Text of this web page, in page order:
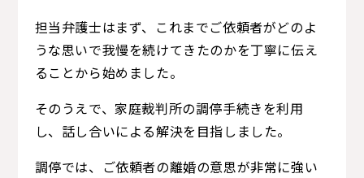
担当弁護士はまず、これまでご依頼者がどのよ
うな思いで我慢を続けてきたのかを丁寧に伝え
ることから始めました。
そのうえで、家庭裁判所の調停手続きを利用
し、話し合いによる解決を目指しました。
調停では、ご依頼者の離婚の意思が非常に強い